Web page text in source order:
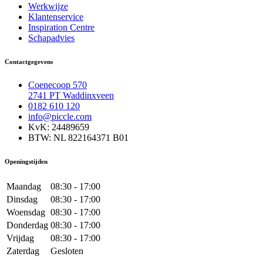
Werkwijze
Klantenservice
Inspiration Centre
Schapadvies
Contactgegevens
Coenecoop 570
2741 PT Waddinxveen
0182 610 120
info@piccle.com
KvK: 24489659
BTW: NL 822164371 B01
Openingstijden
Maandag
08:30 - 17:00
Dinsdag
08:30 - 17:00
Woensdag 08:30 - 17:00
Donderdag 08:30 - 17:00
Vrijdag
08:30 - 17:00
Zaterdag
Gesloten